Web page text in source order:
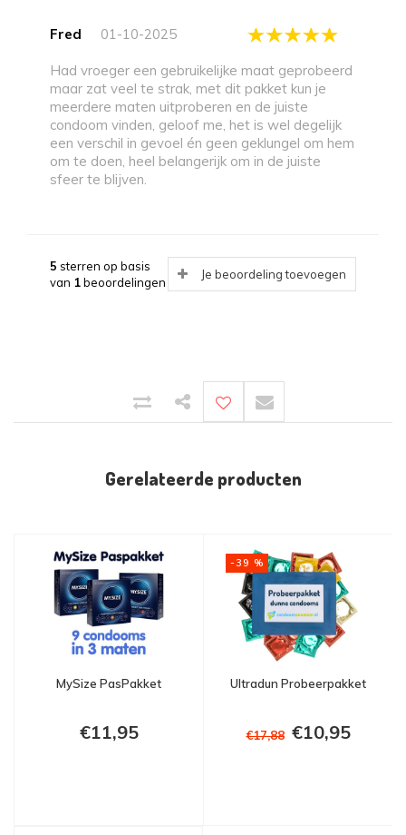
Fred 01-10-2025
Had vroeger een gebruikelijke maat geprobeerd
maar zat veel te strak, met dit pakket kun je
meerdere maten uitproberen en de juiste
condoom vinden, geloof me, het is wel degelijk
een verschil in gevoel én geen geklungel om hem
om te doen, heel belangerijk om in de juiste
sfeer te blijven.
5 sterren op basis
van 1beoordelingen
Je beoordeling toevoegen
Gerelateerde producten
MySize PasPakket
€11,95
-39 %
Ultradun Probeerpakket
€17,88 €10,95